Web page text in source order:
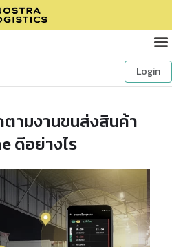
Login
ตามงานขนส่งสินค้า
ดีอย่างไร